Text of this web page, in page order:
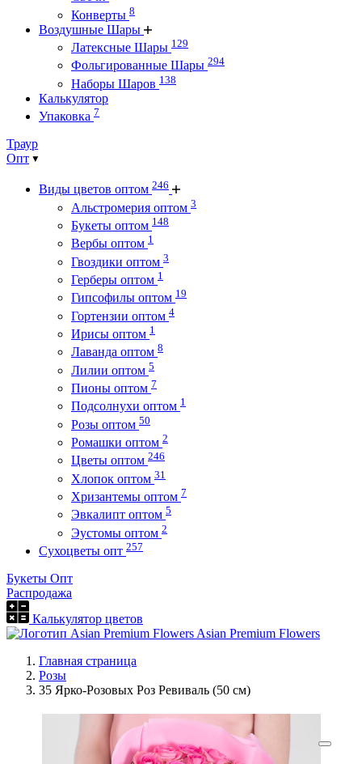
Конверты 8
Воздушные Шары
Латексные Шары 129
Фольгированные Шары 294
Наборы Шаров 138
Калькулятор
Упаковка 7
Траур
Опт
Виды цветов оптом 246
Альстромерия оптом 3
Букеты оптом 148
Вербы оптом 1
Гвоздики оптом 3
Герберы оптом 1
Гипсофилы оптом 19
Гортензии оптом 4
Ирисы оптом 1
Лаванда оптом 8
Лилии оптом 5
Пионы оптом 7
Подсолнухи оптом 1
Розы оптом 50
Ромашки оптом 2
Цветы оптом 246
Хлопок оптом 31
Хризантемы оптом 7
Эвкалипт оптом 5
Эустомы оптом 2
Сухоцветы опт 257
Букеты Опт
Распродажа
Калькулятор цветов
Asian Premium Flowers
Главная страница
Розы
35 Ярко-Розовых Роз Ревиваль (50 см)